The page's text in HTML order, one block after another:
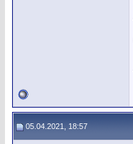
05.04.2021, 18:57